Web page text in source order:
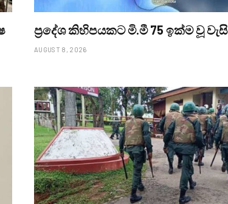
ප්‍රදේශ කිහිපයකට මි.මී 75 ඉක්ම වූ වැසි
AUGUST 8, 2026